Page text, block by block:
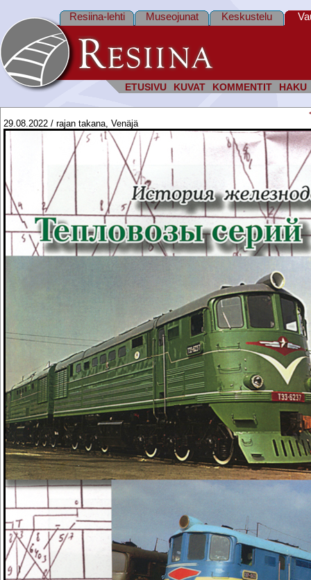
ETUSIVU KUVAT KOMMENTIT HAKU
Resiina-lehti Museojunat Keskustelu
29.08.2022 / rajan takana, Venäjä